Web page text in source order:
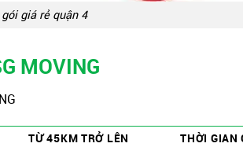
giá rẻ quận 4
MOVING
TỪ 45KM TRỞ LÊN
THỜI GIAN